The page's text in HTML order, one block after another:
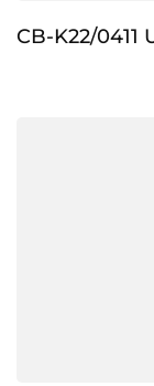
CB-K22/0411